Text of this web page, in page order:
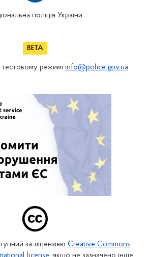
поліція України
режимі info@police.gov.ua
за ліцензією Creative Commons